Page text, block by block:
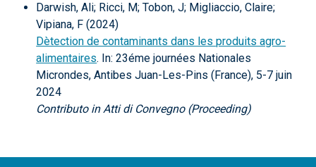
Darwish, Ali; Ricci, M; Tobon, J; Migliaccio, Claire;
Vipiana, F (2024)
Dètection de contaminants dans les produits agro-
alimentaires. In: 23éme journées Nationales
Microndes, Antibes Juan-Les-Pins (France), 5-7 juin
2024
Contributo in Atti di Convegno (Proceeding)